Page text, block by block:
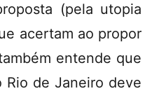
(pela utopia
acertam ao propor
entende que
Rio de Janeiro deve